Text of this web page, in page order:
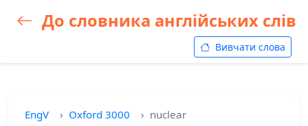
До словника англійських слів
Вивчати слова
EngV Oxford 3000 nuclear